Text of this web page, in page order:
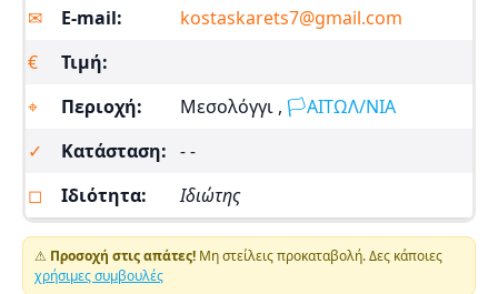
✉︎ E-mail:
kostaskarets7@gmail.com
€
Τιμή:
⌖
Περιοχή: Μεσολόγγι , 🏳️ΑΙΤΩΛ/ΝΙΑ
✓
Κατάσταση: - -
◻
Ιδιότητα: Ιδιώτης
⚠ Προσοχή στις απάτες! Μη στείλεις προκαταβολή. Δες κάποιες
χρήσιμες συμβουλές